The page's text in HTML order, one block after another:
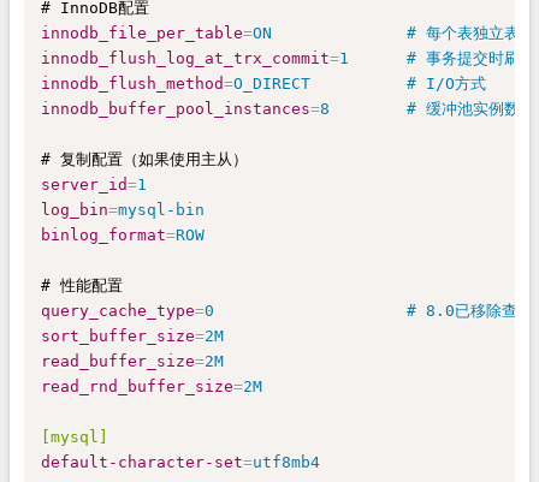
innodb_file_per_table=ON              # 每个表独立表空
innodb_flush_log_at_trx_commit=1      # 事务提交时刷盘
innodb_flush_method=O_DIRECT          # I/O方式
innodb_buffer_pool_instances=8        # 缓冲池实例数
server_id=1
log_bin=mysql-bin
binlog_format=ROW
query_cache_type=0                    # 8.0已移除查询
sort_buffer_size=2M
read_buffer_size=2M
read_rnd_buffer_size=2M
[mysql]
default-character-set=utf8mb4